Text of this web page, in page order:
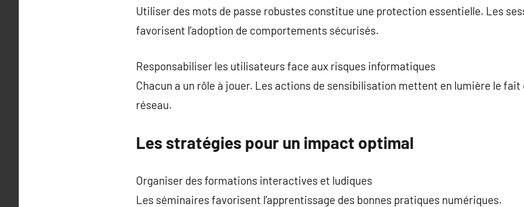
Utiliser des mots de passe robustes constitue une protection essentielle. Les
favorisent l’adoption de comportements sécurisés.
Responsabiliser les utilisateurs face aux risques informatiques
Chacun a un rôle à jouer. Les actions de sensibilisation mettent en lumière le fait
réseau.
Les stratégies pour un impact optimal
Organiser des formations interactives et ludiques
Les séminaires favorisent l’apprentissage des bonnes pratiques numériques.